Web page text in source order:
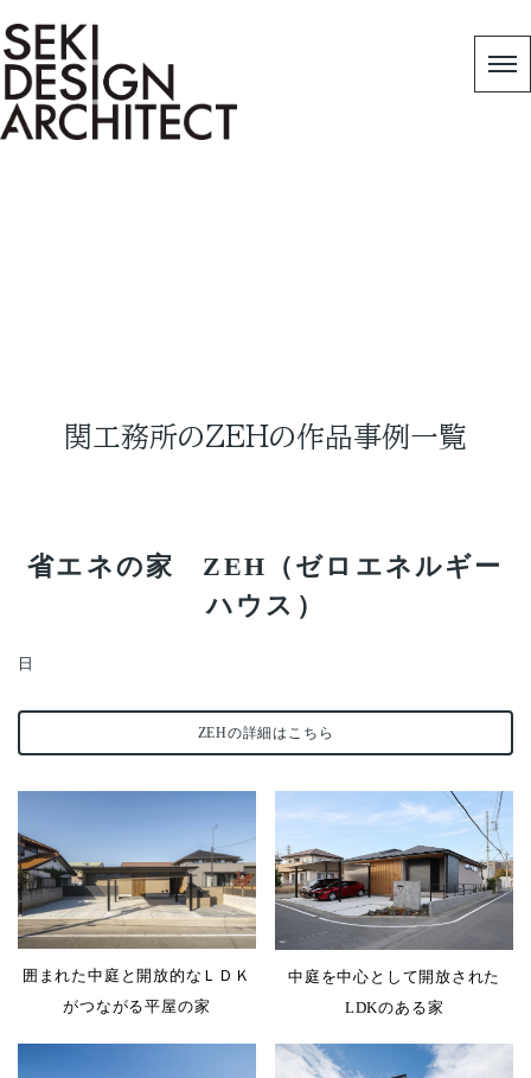
関工務所のZEHの作品事例一覧
省エネの家 ZEH（ゼロエネルギー
ハウス）
日
ZEHの詳細はこちら
囲まれた中庭と開放的なＬＤＫ
がつながる平屋の家
中庭を中心として開放された
LDKのある家